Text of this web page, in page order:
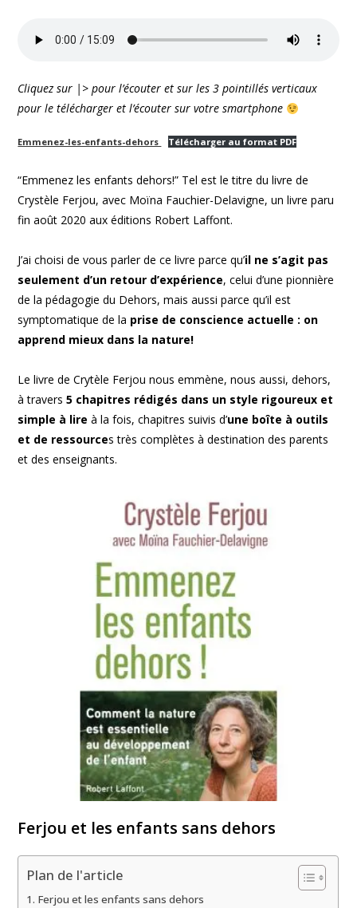
Cliquez sur |> pour l’écouter et sur les 3 pointillés verticaux
pour le télécharger et l’écouter sur votre smartphone
Emmenez-les-enfants-dehors Télécharger au format PDF
“Emmenez les enfants dehors!” Tel est le titre du livre de
Crystèle Ferjou, avec Moïna Fauchier-Delavigne, un livre paru
fin août 2020 aux éditions Robert Laffont.
J’ai choisi de vous parler de ce livre parce qu’il ne s’agit pas
seulement d’un retour d’expérience, celui d’une pionnière
de la pédagogie du Dehors, mais aussi parce qu’il est
symptomatique de la prise de conscience actuelle : on
apprend mieux dans la nature!
Le livre de Crytèle Ferjou nous emmène, nous aussi, dehors,
à travers5 chapitres rédigés dans un style rigoureux et
simple à lire à la fois, chapitres suivis d’une boîte à outils
et de ressources très complètes à destination des parents
et des enseignants.
Ferjou et les enfants sans dehors
Plan de l'article
Ferjou et les enfants sans dehors